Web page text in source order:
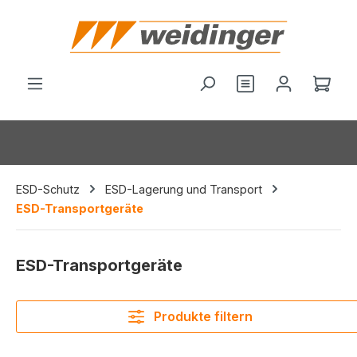
springen
Du hast 0
ESD-Schutz
ESD-Lagerung und Transport
ESD-Transportgeräte
ESD-Transportgeräte
Produkte filtern